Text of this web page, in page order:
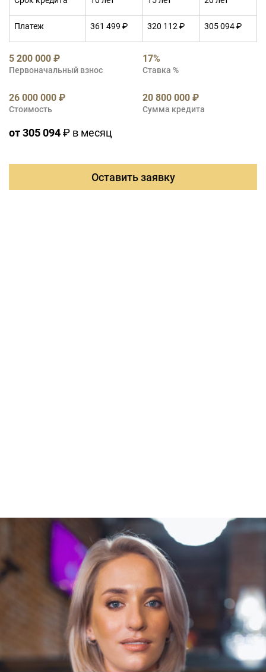
Платеж 361 499 ₽ 320 112 ₽ 305 094 ₽
5 200 000 ₽
Первоначальный взнос
17%
Ставка %
26 000 000 ₽
Стоимость
20 800 000 ₽
Сумма кредита
от 305 094₽ в месяц
Оставить заявку